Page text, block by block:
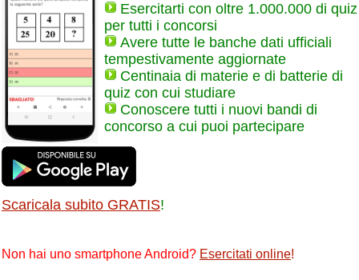
Esercitarti con oltre 1.000.000 di quiz
per tutti i concorsi
Avere tutte le banche dati ufficiali
tempestivamente aggiornate
Centinaia di materie e di batterie di
quiz con cui studiare
Conoscere tutti i nuovi bandi di
concorso a cui puoi partecipare
Scaricala subito GRATIS!
Non hai uno smartphone Android? Esercitati online!